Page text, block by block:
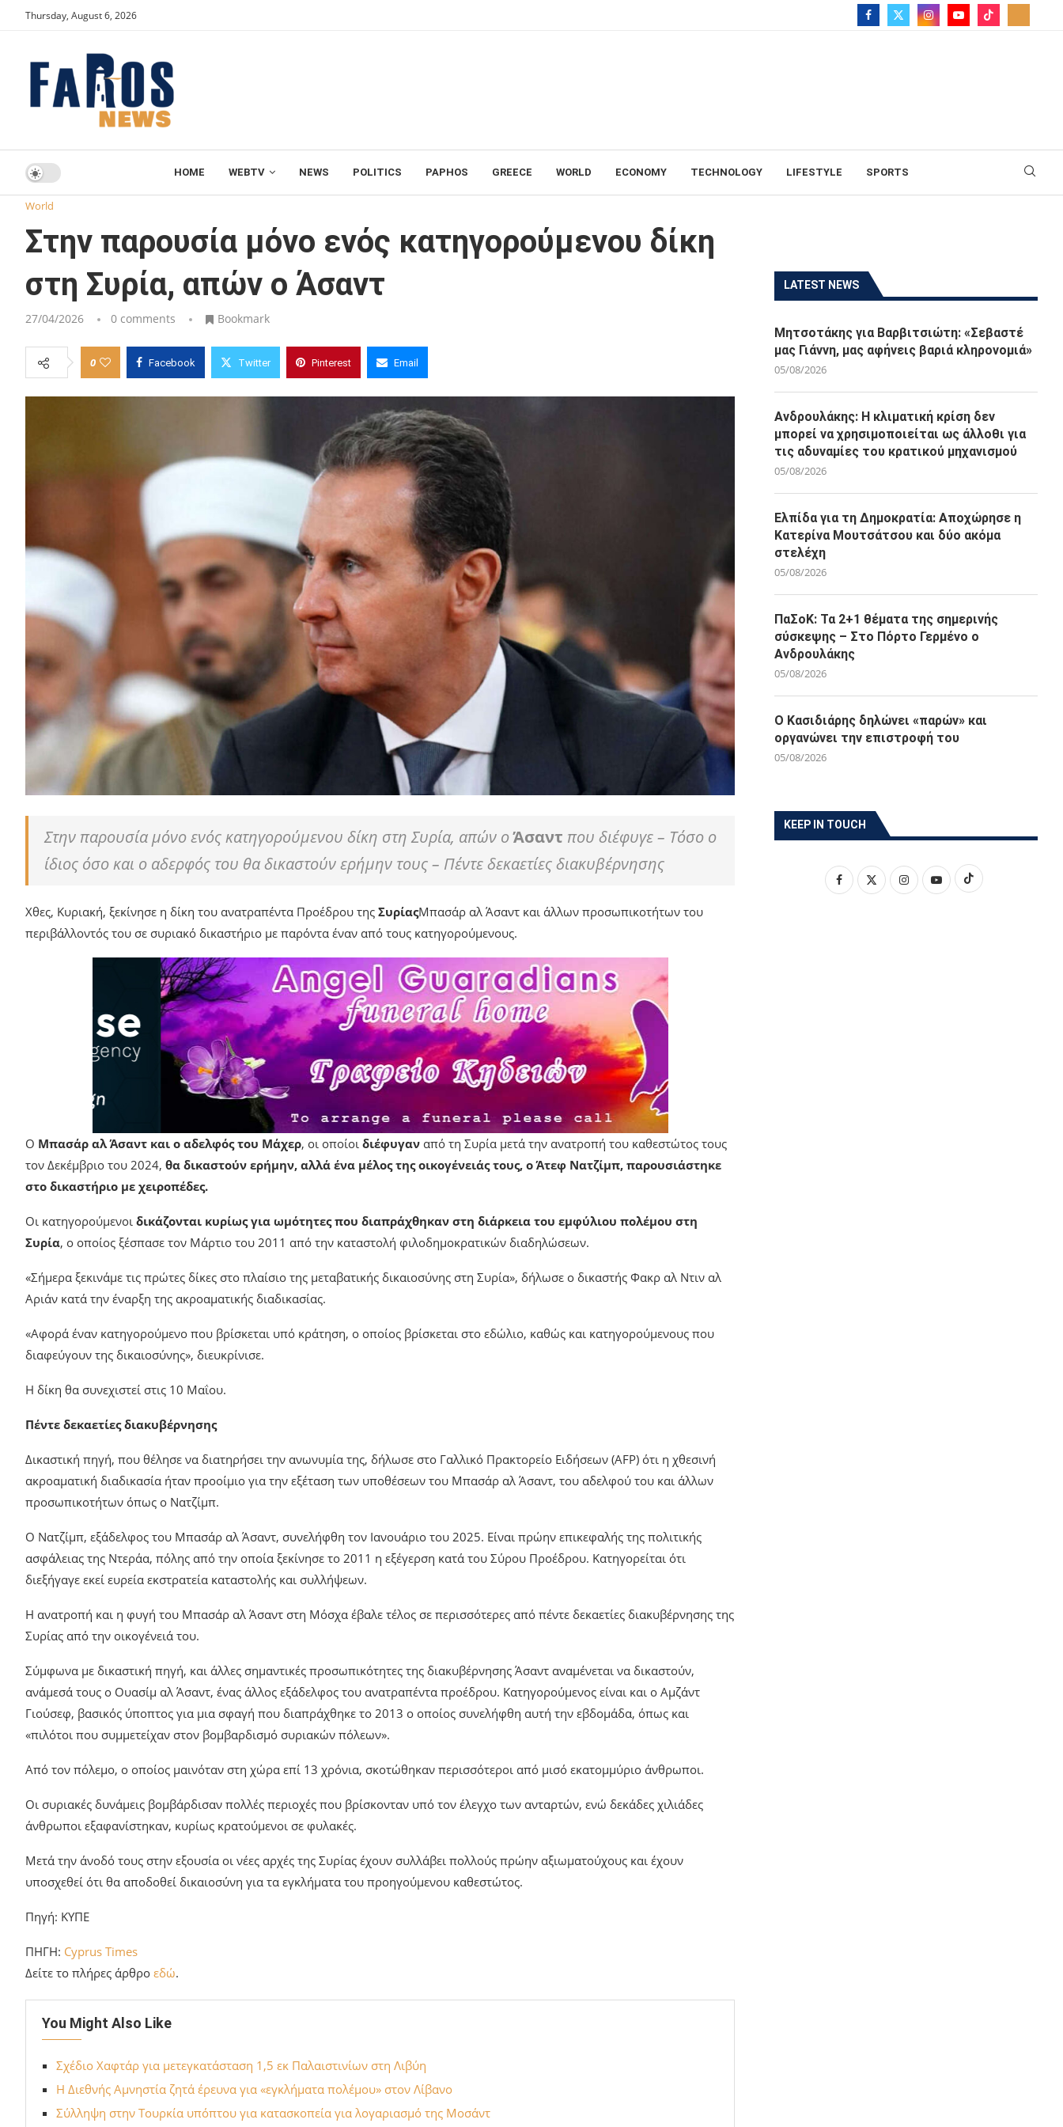
Thursday, August 6, 2026
HOME WEBTV NEWS POLITICS PAPHOS GREECE WORLD ECONOMY TECHNOLOGY LIFESTYLE SPORTS
Home Στην παρουσία μόνο ενός κατηγορούμενου δίκη στη Συρία, απών ο Άσαντ
World
Στην παρουσία μόνο ενός κατηγορούμενου δίκη
στη Συρία, απών ο Άσαντ
27/04/2026 0 comments Bookmark
0 Facebook Twitter Pinterest Email
Στην παρουσία μόνο ενός κατηγορούμενου δίκη στη Συρία, απών οΆσαντ που διέφυγε – Τόσο ο
ίδιος όσο και ο αδερφός του θα δικαστούν ερήμην τους – Πέντε δεκαετίες διακυβέρνησης
Χθες, Κυριακή, ξεκίνησε η δίκη του ανατραπέντα Προέδρου της ΣυρίαςΜπασάρ αλ Άσαντ και άλλων προσωπικοτήτων του
περιβάλλοντός του σε συριακό δικαστήριο με παρόντα έναν από τους κατηγορούμενους.
τον Δεκέμβριο του 2024,θα δικαστούν ερήμην, αλλά ένα μέλος της οικογένειάς τους, ο Άτεφ Νατζίμπ, παρουσιάστηκε
στο δικαστήριο με χειροπέδες.
Οι κατηγορούμενοιδικάζονται κυρίως για ωμότητες που διαπράχθηκαν στη διάρκεια του εμφύλιου πολέμου στη
Συρία , ο οποίος ξέσπασε τον Μάρτιο του 2011 από την καταστολή φιλοδημοκρατικών διαδηλώσεων.
«Σήμερα ξεκινάμε τις πρώτες δίκες στο πλαίσιο της μεταβατικής δικαιοσύνης στη Συρία», δήλωσε ο δικαστής Φακρ αλ Ντιν αλ
Αριάν κατά την έναρξη της ακροαματικής διαδικασίας.
«Αφορά έναν κατηγορούμενο που βρίσκεται υπό κράτηση, ο οποίος βρίσκεται στο εδώλιο, καθώς και κατηγορούμενους που
διαφεύγουν της δικαιοσύνης», διευκρίνισε.
Η δίκη θα συνεχιστεί στις 10 Μαΐου.
Πέντε δεκαετίες διακυβέρνησης
ακροαματική διαδικασία ήταν προοίμιο για την εξέταση των υποθέσεων του Μπασάρ αλ Άσαντ, του αδελφού του και άλλων
προσωπικοτήτων όπως ο Νατζίμπ.
ασφάλειας της Ντεράα, πόλης από την οποία ξεκίνησε το 2011 η εξέγερση κατά του Σύρου Προέδρου. Κατηγορείται ότι
διεξήγαγε εκεί ευρεία εκστρατεία καταστολής και συλλήψεων.
Η ανατροπή και η φυγή του Μπασάρ αλ Άσαντ στη Μόσχα έβαλε τέλος σε περισσότερες από πέντε δεκαετίες διακυβέρνησης της
Συρίας από την οικογένειά του.
Σύμφωνα με δικαστική πηγή, και άλλες σημαντικές προσωπικότητες της διακυβέρνησης Άσαντ αναμένεται να δικαστούν,
Γιούσεφ, βασικός ύποπτος για μια σφαγή που διαπράχθηκε το 2013 ο οποίος συνελήφθη αυτή την εβδομάδα, όπως και
«πιλότοι που συμμετείχαν στον βομβαρδισμό συριακών πόλεων».
Από τον πόλεμο, ο οποίος μαινόταν στη χώρα επί 13 χρόνια, σκοτώθηκαν περισσότεροι από μισό εκατομμύριο άνθρωποι.
Οι συριακές δυνάμεις βομβάρδισαν πολλές περιοχές που βρίσκονταν υπό τον έλεγχο των ανταρτών, ενώ δεκάδες χιλιάδες
άνθρωποι εξαφανίστηκαν, κυρίως κρατούμενοι σε φυλακές.
Μετά την άνοδό τους στην εξουσία οι νέες αρχές της Συρίας έχουν συλλάβει πολλούς πρώην αξιωματούχους και έχουν
Πηγή: ΚΥΠΕ
Δείτε το πλήρες άρθρο
You Might Also Like
LATEST NEWS
Μητσοτάκης για Βαρβιτσιώτη: «Σεβαστέ
μας Γιάννη, μας αφήνεις βαριά κληρονομιά»
05/08/2026
Ανδρουλάκης: Η κλιματική κρίση δεν
μπορεί να χρησιμοποιείται ως άλλοθι για
τις αδυναμίες του κρατικού μηχανισμού
05/08/2026
Ελπίδα για τη Δημοκρατία: Αποχώρησε η
Κατερίνα Μουτσάτσου και δύο ακόμα
στελέχη
05/08/2026
ΠαΣοΚ: Τα 2+1 θέματα της σημερινής
σύσκεψης – Στο Πόρτο Γερμένο ο
Ανδρουλάκης
05/08/2026
Ο Κασιδιάρης δηλώνει «παρών» και
οργανώνει την επιστροφή του
05/08/2026
KEEP IN TOUCH